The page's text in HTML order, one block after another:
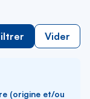
Vider
(origine et/ou